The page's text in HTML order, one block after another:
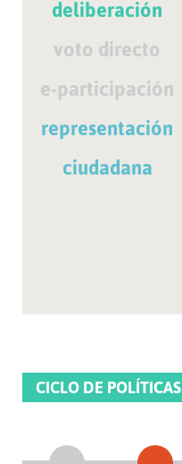
deliberación
voto directo
e-participación
representación
ciudadana
CICLO DE POLÍTICAS